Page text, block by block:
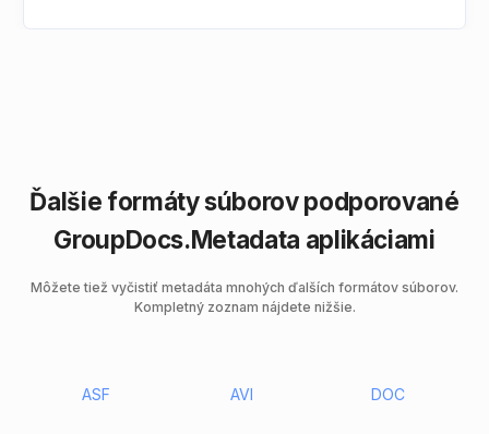
Ďalšie formáty súborov podporované
GroupDocs.Metadata aplikáciami
Môžete tiež vyčistiť metadáta mnohých ďalších formátov súborov.
Kompletný zoznam nájdete nižšie.
ASF AVI DOC